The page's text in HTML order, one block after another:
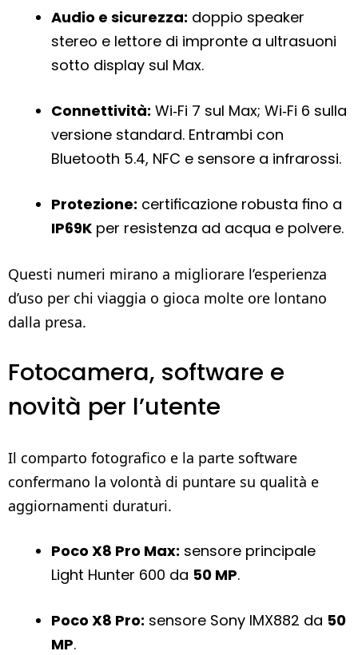
Audio e sicurezza: doppio speaker
stereo e lettore di impronte a ultrasuoni
sotto display sul Max.
Connettività: Wi‑Fi 7 sul Max; Wi‑Fi 6 sulla
versione standard. Entrambi con
Bluetooth 5.4, NFC e sensore a infrarossi.
Protezione: certificazione robusta fino a
IP69K per resistenza ad acqua e polvere.
Questi numeri mirano a migliorare l’esperienza
d’uso per chi viaggia o gioca molte ore lontano
dalla presa.
Fotocamera, software e
novità per l’utente
Il comparto fotografico e la parte software
confermano la volontà di puntare su qualità e
aggiornamenti duraturi.
Poco X8 Pro Max: sensore principale
Light Hunter 600 da 50 MP.
Poco X8 Pro: sensore Sony IMX882 da 50
MP.